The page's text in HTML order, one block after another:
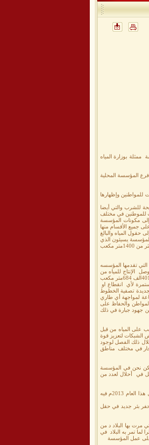
ممثلة بوزارة المياه
المؤسسة المحلية
وإظهارها
للشرب والتي أيضا
للموطنين في مختلف
إلى مكونات المؤسسة
يظم بداخله (92)موظفا ومتعاقد موزعين على جميع الأقسام منها
المياه والبالغ
يسيئون الذي
يعمل على ضخ المياه للمؤسسة بشبام ويغذي منطقة الحوطه وضواحيها , أما الخزانات التابعة للمؤسسة عدد(5)خزانات بسعات مختلفة تبلغ أكثر من 1400متر مكعب
تقدمها المؤسسه
إلى المنازل عبر الشبكات والتي تغطي معظم مناطق المديرية بنسبة تقدر 95% حيث وصل الإنتاج للمياه من
الحقول خلال العام المنصرم 2012م 1,مليون 855الف و845متر مكعب وبلغت المياه المباعة 1مليون و484الف و161متر مكعب وبلغ الفاقد 401الف 684متر مكعب
والمتابعة المستمرة لأي انقطاع او
تصفية الخطوط
يوصي فني المختبر بالإضافة إلى خدمات قسم الطواري والذي يتكون من عدد خمس فرق طوراي ويعمل على مدار 24ساعة لمواجهة أي طاري
والحفاظ على
جهود جبارة في ذلك
على المياه من قبل
الشبكات لتعزيز قوة
ذلك الفصل لوجود
في مختلف مناطق
نحن في المؤسسة
في أحلال لعدد من
نحن نطمح إن ننفذ العديد من المشاريع ولكن يقيدنا البرنامج الاستثماري الذي يحدد المشاريع ولكن نقول ماحصلنا عليه من المشاريع خلال هذا العام 2013م فيه
بحيرة والحاوي (2)بنا ء خزان إضافي في الحوطة سعة (400)م3(3)بناء خزان إضافي في حقل موشح سعته (400)م3 (4)حفر بئر جديد في حقل
أكثر من 64مليون ريال بسبب الأزمة التي مرت بها البلاد د من
لما تمر به البلاد في
على عمل المؤسسة